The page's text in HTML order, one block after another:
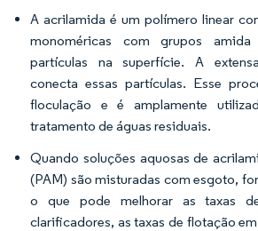
A acrilamida é um polímero linear
monoméricas com grupos
partículas na superfície. A
conecta essas partículas. Esse
floculação e é amplamente
tratamento de águas residuais.
Quando soluções aquosas de
(PAM) são misturadas com esgoto,
o que pode melhorar as taxas
clarificadores, as taxas de flotação